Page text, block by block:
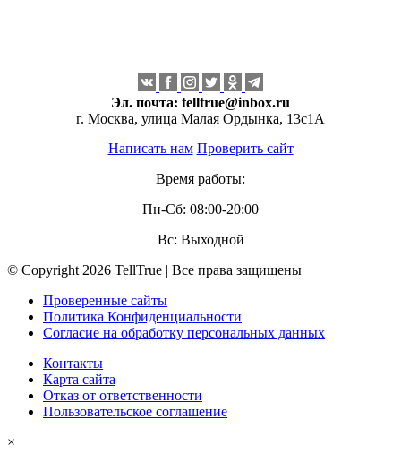
Эл. почта: telltrue@inbox.ru
г. Москва, улица Малая Ордынка, 13с1А
Написать нам Проверить сайт
Время работы:
Пн-Сб: 08:00-20:00
Вс: Выходной
© Copyright 2026 TellTrue | Все права защищены
Проверенные сайты
Политика Конфиденциальности
Согласие на обработку персональных данных
Контакты
Карта сайта
Отказ от ответственности
Пользовательское соглашение
×